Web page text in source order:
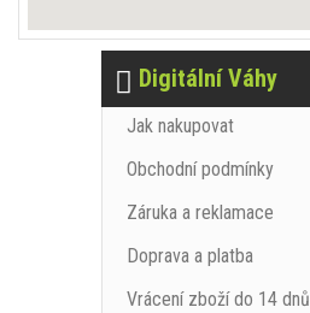
Digitální Váhy
Jak nakupovat
Obchodní podmínky
Záruka a reklamace
Doprava a platba
Vrácení zboží do 14 dnů